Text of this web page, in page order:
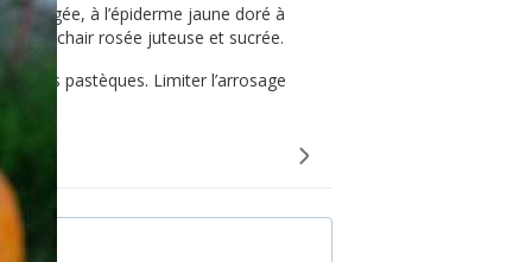
allongée, à l’épiderme jaune doré à
à la chair rosée juteuse et sucrée.
les pastèques. Limiter l’arrosage